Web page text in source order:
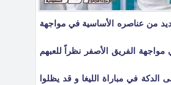
من عناصره الأساسية في مواجهة
الفريق الأصفر نظراً للعبهم
في مباراة الليغا و قد يظلوا